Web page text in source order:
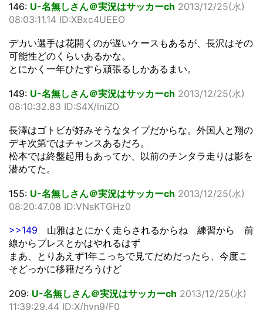
146: U-名無しさん＠実況はサッカーch 2013/12/25(水)
08:03:11.14 ID:XBxc4UEEO
デカい選手は花開くのが遅いケースもあるが、長沢はその
可能性どのくらいあるかな。
とにかく一年ひたすら頑張るしかあるまい。
149: U-名無しさん＠実況はサッカーch 2013/12/25(水)
08:10:32.83 ID:S4X/lniZO
長澤はゴトビが好みそうなタイプだからな。外国人と翔の
デキ次第ではチャンスあるだろ。
松本では終盤起用もあってか、以前のチンタラ走りは影を
潜めてた。
155: U-名無しさん＠実況はサッカーch 2013/12/25(水)
08:20:47.08 ID:VNsKTGHz0
>>149 山雅はとにかく走らされるからね 練習から 前
線からプレスとかはやれるはず
まあ、とりあえず1年こっちで見てだめだったら、今度こ
そどっかに移籍だろうけど
209: U-名無しさん＠実況はサッカーch 2013/12/25(水)
11:39:29.44 ID:X/hvn9/F0